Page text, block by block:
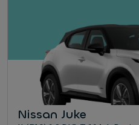
Nissan Juke